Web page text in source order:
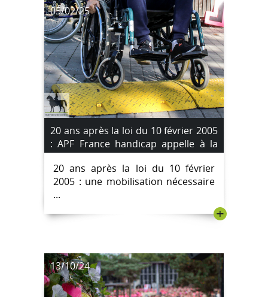
05/02/25
20 ans après la loi du 10 février 2005
: APF France handicap appelle à la
mobilisation
20 ans après la loi du 10 février
2005 : une mobilisation nécessaire
...
+
13/10/24